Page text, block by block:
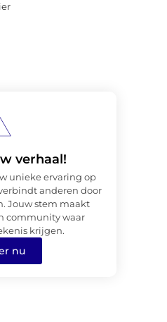
verhaal!
unieke ervaring op
anderen door
Jouw stem maakt
community waar
krijgen.
nu